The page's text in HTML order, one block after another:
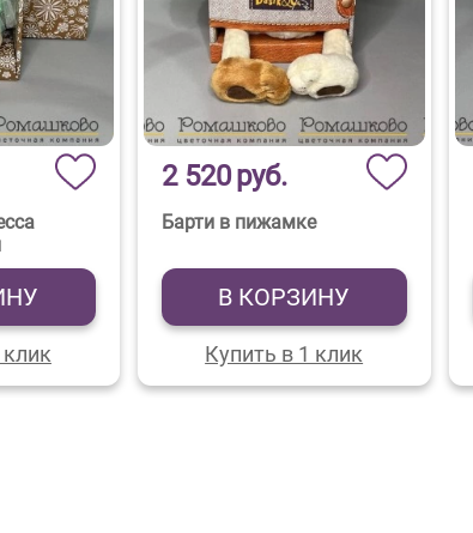
2 520руб.
Барти в пижамке
В КОРЗИНУ
Купить в 1 клик